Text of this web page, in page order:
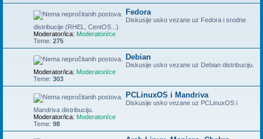
Fedora
Diskusije usko vezane uz Fedora i srodne
distribucije (RHEL, CentOS...)
Moderator/ica: Moderatori/ce
Teme: 275
Debian
Diskusije usko vezane uz Debian distribuciju.
Moderator/ica: Moderatori/ce
Teme: 303
PCLinuxOS i Mandriva
Diskusije usko vezane uz PCLinuxOS i
Mandriva distribuciju.
Moderator/ica: Moderatori/ce
Teme: 98